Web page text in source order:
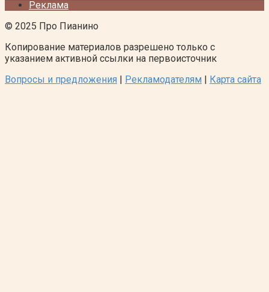
Реклама
© 2025 Про Пианино
Копирование материалов разрешено только с
указанием активной ссылки на первоисточник
Вопросы и предложения | Рекламодателям | Карта сайта